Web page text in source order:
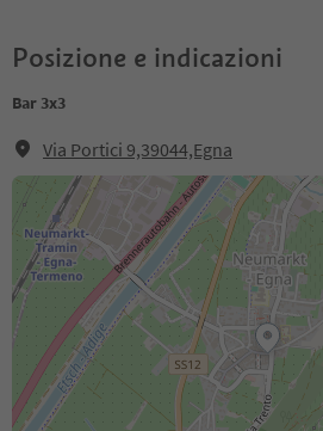
Posizione e indicazioni
Bar 3x3
Via Portici 9,39044,Egna